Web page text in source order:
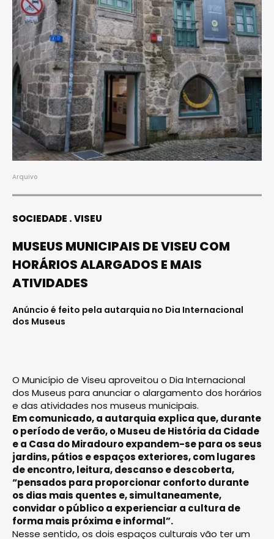
Arquivo
SOCIEDADE VISEU
MUSEUS MUNICIPAIS DE VISEU COM
HORÁRIOS ALARGADOS E MAIS
ATIVIDADES
Anúncio é feito pela autarquia no Dia Internacional
dos Museus
O Município de Viseu aproveitou o Dia Internacional
dos Museus para anunciar o alargamento dos horários
e das atividades nos museus municipais.
Em comunicado, a autarquia explica que, durante
o período de verão, o Museu de História da Cidade
e a Casa do Miradouro expandem-se para os seus
jardins, pátios e espaços exteriores, com lugares
de encontro, leitura, descanso e descoberta,
“pensados para proporcionar conforto durante
os dias mais quentes e, simultaneamente,
convidar o público a experienciar a cultura de
forma mais próxima e informal”.
Nesse sentido, os dois espaços culturais vão ter um